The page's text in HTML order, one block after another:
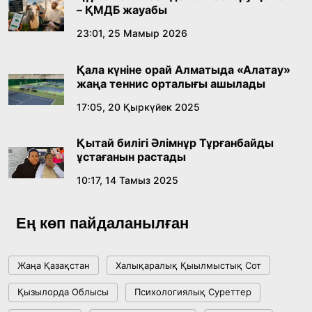
Абайдың адам тәрбиесі туралы
18:59, 20 Шілде 2026
Жасанды интеллект: адамзаттың көмекшісі
18:16, 20 Шілде 2026
жетістіктері мен даму бағыты
Мемлекет басшысы Көбейтұз көлінің жай-
күйіне назар аударды
– ҚМДБ жауабы
23:01, 25 Мамыр 2026
Қала күніне орай Алматыда «Алатау»
жаңа теннис орталығы ашылады
17:05, 20 Қыркүйек 2025
Қытай билігі Әлімнұр Тұрғанбайды
ұстағанын растады
10:17, 14 Тамыз 2025
Ең көп пайдаланылған
Жаңа Қазақстан Халықаралық Қыылмыстық Сот
Қызылорда Облысы Психологиялық Суреттер